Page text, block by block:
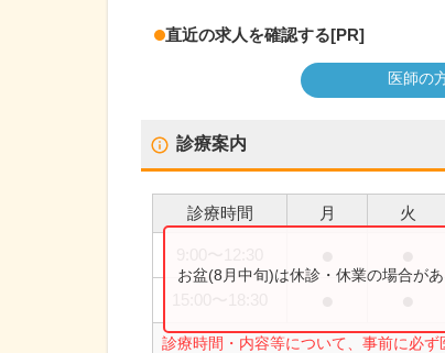
直近の求人を確認する[PR]
医師の
診療案内
診療時間 月 火
診療時間・内容等について、事前に必ず
お盆(8月中旬)は休診・休業の場合が